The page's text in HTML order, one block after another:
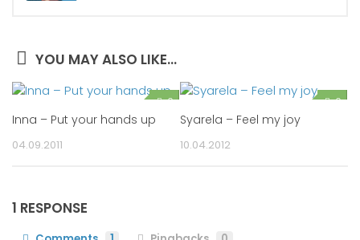
YOU MAY ALSO LIKE...
0
Inna – Put your hands up
04.09.2011
0
Syarela – Feel my joy
10.04.2012
1 RESPONSE